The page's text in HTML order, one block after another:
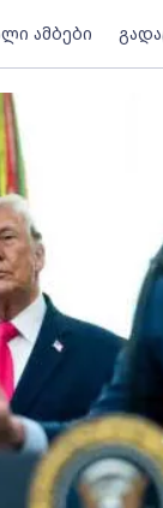
ამბები